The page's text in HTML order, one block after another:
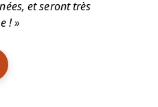
et seront très
! »
New Window